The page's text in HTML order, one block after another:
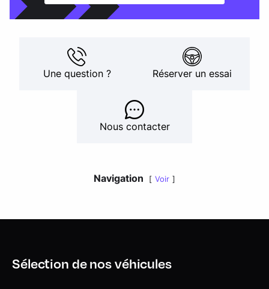
Une question ? Réserver un essai
Nous contacter
Navigation Voir
Sélection de nos véhicules